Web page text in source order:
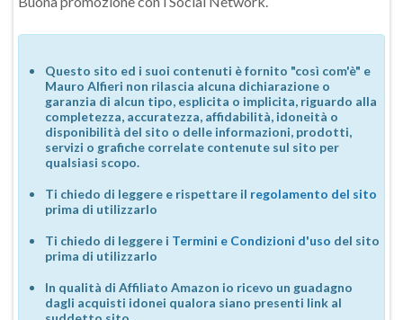
Questo sito ed i suoi contenuti è fornito "così com'è" e
Mauro Alfieri non rilascia alcuna dichiarazione o
garanzia di alcun tipo, esplicita o implicita, riguardo alla
completezza, accuratezza, affidabilità, idoneità o
disponibilità del sito o delle informazioni, prodotti,
servizi o grafiche correlate contenute sul sito per
qualsiasi scopo.
Ti chiedo di leggere e rispettare il regolamento del sito
prima di utilizzarlo
Ti chiedo di leggere i Termini e Condizioni d'uso del sito
prima di utilizzarlo
In qualità di Affiliato Amazon io ricevo un guadagno
dagli acquisti idonei qualora siano presenti link al